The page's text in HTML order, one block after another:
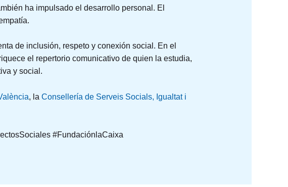
ha impulsado el desarrollo personal. El
de inclusión, respeto y conexión social. En el
el repertorio comunicativo de quien la estudia,
y social.
, la Consellería de Serveis Socials, Igualtat i
#FundaciónlaCaixa